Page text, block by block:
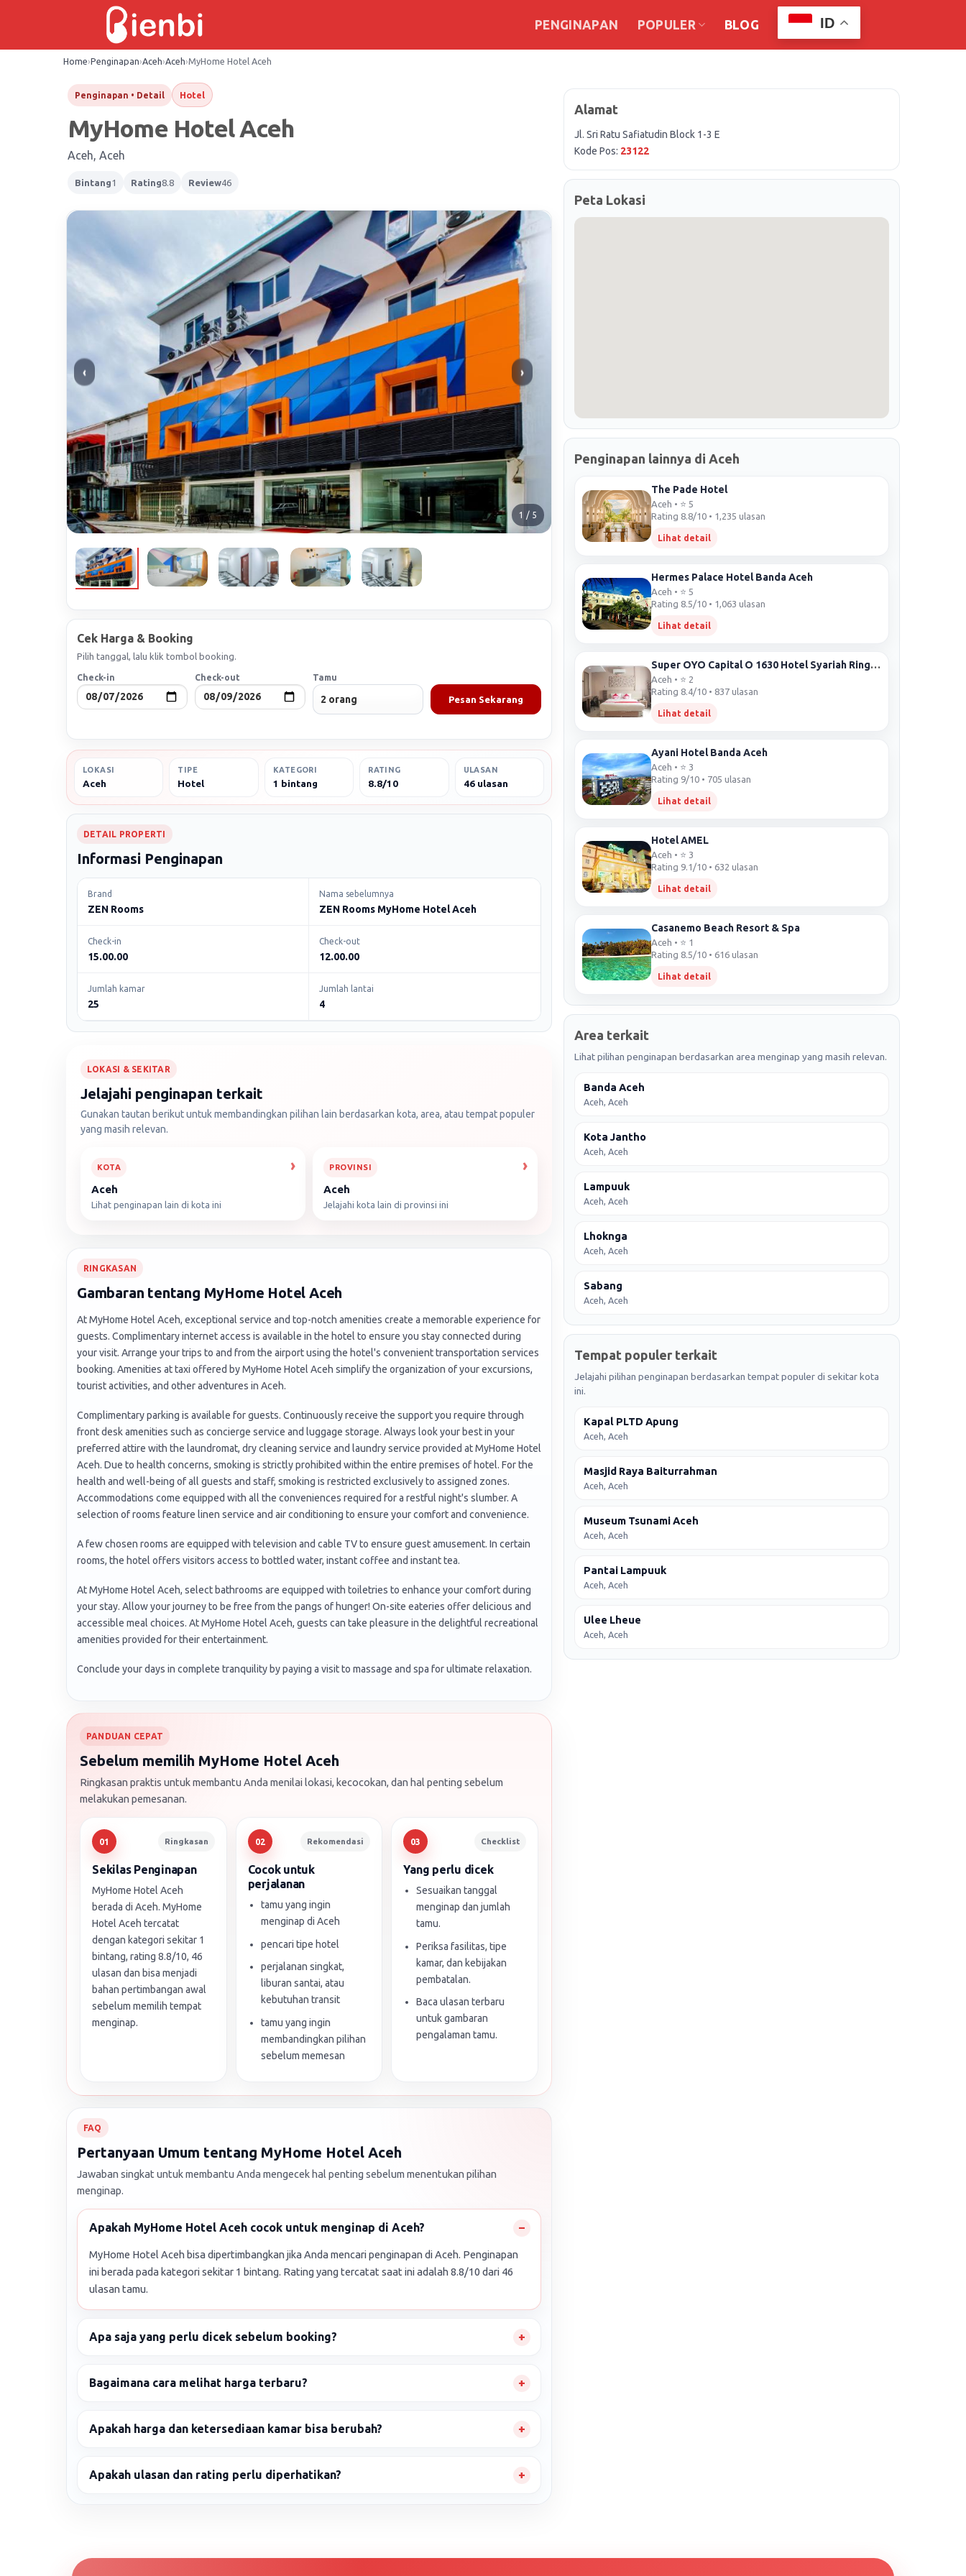
PENGINAPAN POPULER BLOG ID
Home›Penginapan›Aceh›Aceh›MyHome Hotel Aceh
Penginapan • Detail Hotel
MyHome Hotel Aceh
Aceh, Aceh
Bintang1 Rating8.8 Review46
‹ ›
1 / 5
Cek Harga & Booking
Pilih tanggal, lalu klik tombol booking.
Check-in Check-out Tamu
Pesan Sekarang
LOKASI
Aceh
TIPE
Hotel
KATEGORI
1 bintang
RATING
8.8/10
ULASAN
46 ulasan
DETAIL PROPERTI
Informasi Penginapan
Brand
ZEN Rooms
Nama sebelumnya
ZEN Rooms MyHome Hotel Aceh
Check-in
15.00.00
Check-out
12.00.00
Jumlah kamar
25
Jumlah lantai
4
LOKASI & SEKITAR
Jelajahi penginapan terkait
Gunakan tautan berikut untuk membandingkan pilihan lain berdasarkan kota, area, atau tempat populer
yang masih relevan.
KOTA
Aceh
Lihat penginapan lain di kota ini
PROVINSI
Aceh
Jelajahi kota lain di provinsi ini
RINGKASAN
Gambaran tentang MyHome Hotel Aceh
At MyHome Hotel Aceh, exceptional service and top-notch amenities create a memorable experience for
guests. Complimentary internet access is available in the hotel to ensure you stay connected during
your visit. Arrange your trips to and from the airport using the hotel's convenient transportation services
booking. Amenities at taxi offered by MyHome Hotel Aceh simplify the organization of your excursions,
tourist activities, and other adventures in Aceh.
Complimentary parking is available for guests. Continuously receive the support you require through
front desk amenities such as concierge service and luggage storage. Always look your best in your
preferred attire with the laundromat, dry cleaning service and laundry service provided at MyHome Hotel
Aceh. Due to health concerns, smoking is strictly prohibited within the entire premises of hotel. For the
health and well-being of all guests and staff, smoking is restricted exclusively to assigned zones.
Accommodations come equipped with all the conveniences required for a restful night's slumber. A
selection of rooms feature linen service and air conditioning to ensure your comfort and convenience.
A few chosen rooms are equipped with television and cable TV to ensure guest amusement. In certain
rooms, the hotel offers visitors access to bottled water, instant coffee and instant tea.
At MyHome Hotel Aceh, select bathrooms are equipped with toiletries to enhance your comfort during
your stay. Allow your journey to be free from the pangs of hunger! On-site eateries offer delicious and
accessible meal choices. At MyHome Hotel Aceh, guests can take pleasure in the delightful recreational
amenities provided for their entertainment.
Conclude your days in complete tranquility by paying a visit to massage and spa for ultimate relaxation.
PANDUAN CEPAT
Sebelum memilih MyHome Hotel Aceh
Ringkasan praktis untuk membantu Anda menilai lokasi, kecocokan, dan hal penting sebelum
melakukan pemesanan.
01 Ringkasan
Sekilas Penginapan
MyHome Hotel Aceh
berada di Aceh. MyHome
Hotel Aceh tercatat
dengan kategori sekitar 1
bintang, rating 8.8/10, 46
ulasan dan bisa menjadi
bahan pertimbangan awal
sebelum memilih tempat
menginap.
02 Rekomendasi
Cocok untuk
perjalanan
tamu yang ingin
menginap di Aceh
pencari tipe hotel
perjalanan singkat,
liburan santai, atau
kebutuhan transit
tamu yang ingin
membandingkan pilihan
sebelum memesan
03 Checklist
Yang perlu dicek
Sesuaikan tanggal
menginap dan jumlah
tamu.
Periksa fasilitas, tipe
kamar, dan kebijakan
pembatalan.
Baca ulasan terbaru
untuk gambaran
pengalaman tamu.
FAQ
Pertanyaan Umum tentang MyHome Hotel Aceh
Jawaban singkat untuk membantu Anda mengecek hal penting sebelum menentukan pilihan
menginap.
Apakah MyHome Hotel Aceh cocok untuk menginap di Aceh?
MyHome Hotel Aceh bisa dipertimbangkan jika Anda mencari penginapan di Aceh. Penginapan
ini berada pada kategori sekitar 1 bintang. Rating yang tercatat saat ini adalah 8.8/10 dari 46
ulasan tamu.
Apa saja yang perlu dicek sebelum booking?
Bagaimana cara melihat harga terbaru?
Apakah harga dan ketersediaan kamar bisa berubah?
Apakah ulasan dan rating perlu diperhatikan?
Alamat
Jl. Sri Ratu Safiatudin Block 1-3 E
Kode Pos: 23122
Peta Lokasi
Penginapan lainnya di Aceh
The Pade Hotel
Aceh • ⭐ 5
Rating 8.8/10 • 1,235 ulasan
Lihat detail
Hermes Palace Hotel Banda Aceh
Aceh • ⭐ 5
Rating 8.5/10 • 1,063 ulasan
Lihat detail
Super OYO Capital O 1630 Hotel Syariah Ring Road
Aceh • ⭐ 2
Rating 8.4/10 • 837 ulasan
Lihat detail
Ayani Hotel Banda Aceh
Aceh • ⭐ 3
Rating 9/10 • 705 ulasan
Lihat detail
Hotel AMEL
Aceh • ⭐ 3
Rating 9.1/10 • 632 ulasan
Lihat detail
Casanemo Beach Resort & Spa
Aceh • ⭐ 1
Rating 8.5/10 • 616 ulasan
Lihat detail
Area terkait
Lihat pilihan penginapan berdasarkan area menginap yang masih relevan.
Banda Aceh
Aceh, Aceh
Kota Jantho
Aceh, Aceh
Lampuuk
Aceh, Aceh
Lhoknga
Aceh, Aceh
Sabang
Aceh, Aceh
Tempat populer terkait
Jelajahi pilihan penginapan berdasarkan tempat populer di sekitar kota
ini.
Kapal PLTD Apung
Aceh, Aceh
Masjid Raya Baiturrahman
Aceh, Aceh
Museum Tsunami Aceh
Aceh, Aceh
Pantai Lampuuk
Aceh, Aceh
Ulee Lheue
Aceh, Aceh